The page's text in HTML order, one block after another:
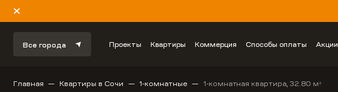
Все города Проекты Квартиры Коммерция Способы оплаты Акции
Главная Квартиры в Сочи 1-комнатные 1-комнатная квартира, 32.80 м 2